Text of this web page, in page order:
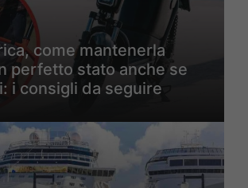
come mantenerla
perfetto stato anche se
i consigli da seguire